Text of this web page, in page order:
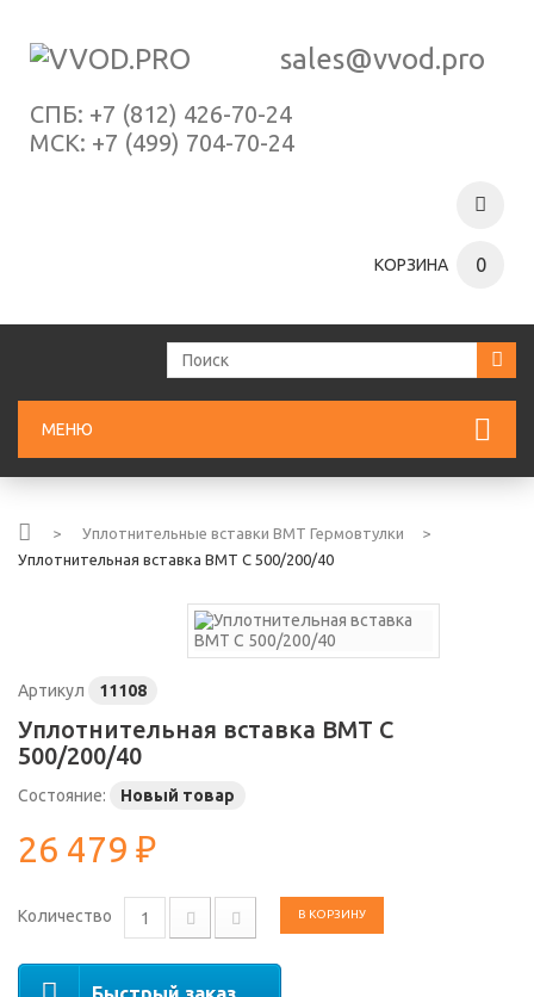
sales@vvod.pro
СПБ: +7 (812) 426-70-24
МСК: +7 (499) 704-70-24
КОРЗИНА 0
МЕНЮ
> Уплотнительные вставки ВМТ Гермовтулки
>
Уплотнительная вставка ВМТ С 500/200/40
Артикул 11108
Уплотнительная вставка ВМТ С
500/200/40
Состояние: Новый товар
26 479 ₽
Количество В КОРЗИНУ